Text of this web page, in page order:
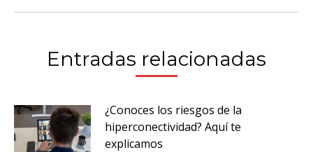
Entradas relacionadas
¿Conoces los riesgos de la
hiperconectividad? Aquí te
explicamos